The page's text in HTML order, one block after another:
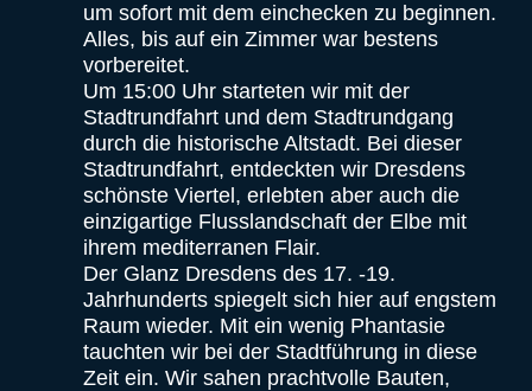
um sofort mit dem einchecken zu beginnen.
Alles, bis auf ein Zimmer war bestens
vorbereitet.
Um 15:00 Uhr starteten wir mit der
Stadtrundfahrt und dem Stadtrundgang
durch die historische Altstadt. Bei dieser
Stadtrundfahrt, entdeckten wir Dresdens
schönste Viertel, erlebten aber auch die
einzigartige Flusslandschaft der Elbe mit
ihrem mediterranen Flair.
Der Glanz Dresdens des 17. -19.
Jahrhunderts spiegelt sich hier auf engstem
Raum wieder. Mit ein wenig Phantasie
tauchten wir bei der Stadtführung in diese
Zeit ein. Wir sahen prachtvolle Bauten,